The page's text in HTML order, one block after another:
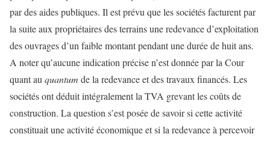
par des aides publiques. Il est prévu que les sociétés facturent par
la suite aux propriétaires des terrains une redevance d’exploitation
des ouvrages d’un faible montant pendant une durée de huit ans.
A noter qu’aucune indication précise n’est donnée par la Cour
quant au quantum de la redevance et des travaux financés. Les
sociétés ont déduit intégralement la TVA grevant les coûts de
construction. La question s’est posée de savoir si cette activité
constituait une activité économique et si la redevance à percevoir